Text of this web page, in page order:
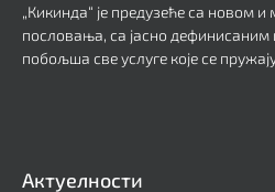
„Кикинда“ је предузеће са новом
пословања, са јасно дефинисаним
побољша све услуге које се
Актуелности